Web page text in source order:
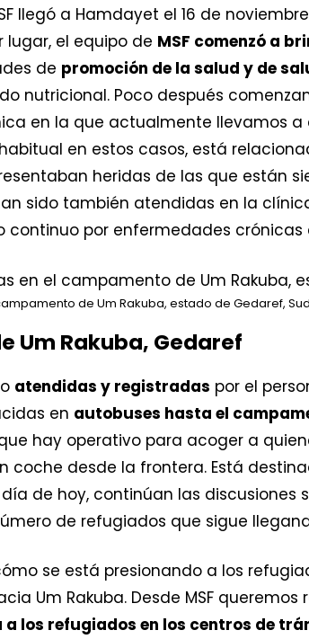
llegó a Hamdayet el 16 de
lugar, el equipo de MSF comenzó a
de promoción de la salud y de
nutricional. Poco después
en la que actualmente llevamos a
en estos casos, está
heridas de las que están
sido también atendidas en la
continuo por enfermedades crónicas
de Um Rakuba, estado de Gedaref,
Um Rakuba, Gedaref
atendidas y registradas por el
en autobuses hasta el
hay operativo para acoger a
coche desde la frontera. Está
día de hoy, continúan las
de refugiados que sigue
se está presionando a los
Um Rakuba. Desde MSF
los refugiados en los centros de